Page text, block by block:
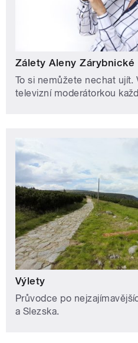
Zálety Aleny Zárybnické
To si nemůžete nechat ujít.
televizní moderátorkou
Výlety
Průvodce po
a Slezska.